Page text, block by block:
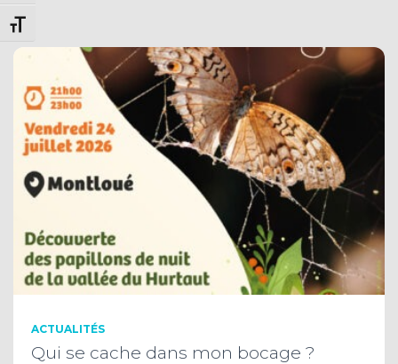
CHANGER LA TAILLE DE LA POLICE
ACTUALITÉS
Qui se cache dans mon bocage ?